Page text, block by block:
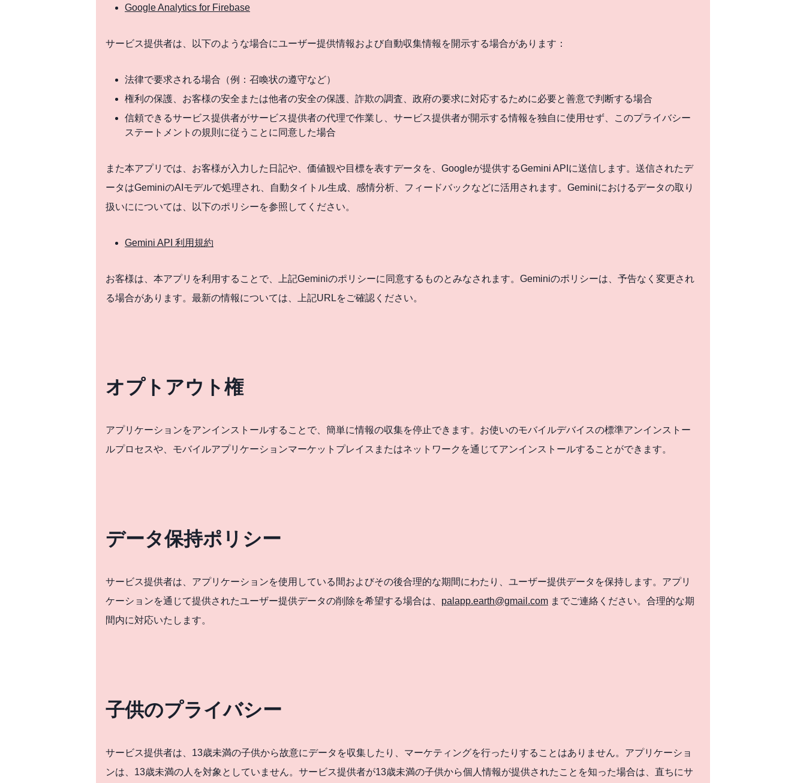
Google Analytics for Firebase
サービス提供者は、以下のような場合にユーザー提供情報および自動収集情報を開示する場合があります：
法律で要求される場合（例：召喚状の遵守など）
権利の保護、お客様の安全または他者の安全の保護、詐欺の調査、政府の要求に対応するために必要と善意で判断する場合
信頼できるサービス提供者がサービス提供者の代理で作業し、サービス提供者が開示する情報を独自に使用せず、このプライバシー
ステートメントの規則に従うことに同意した場合
また本アプリでは、お客様が入力した日記や、価値観や目標を表すデータを、Googleが提供するGemini APIに送信します。送信されたデ
ータはGeminiのAIモデルで処理され、自動タイトル生成、感情分析、フィードバックなどに活用されます。Geminiにおけるデータの取り
扱いにについては、以下のポリシーを参照してください。
Gemini API 利用規約
お客様は、本アプリを利用することで、上記Geminiのポリシーに同意するものとみなされます。Geminiのポリシーは、予告なく変更され
る場合があります。最新の情報については、上記URLをご確認ください。
オプトアウト権
アプリケーションをアンインストールすることで、簡単に情報の収集を停止できます。お使いのモバイルデバイスの標準アンインストー
ルプロセスや、モバイルアプリケーションマーケットプレイスまたはネットワークを通じてアンインストールすることができます。
データ保持ポリシー
サービス提供者は、アプリケーションを使用している間およびその後合理的な期間にわたり、ユーザー提供データを保持します。アプリ
ケーションを通じて提供されたユーザー提供データの削除を希望する場合は、 palapp.earth@gmail.com までご連絡ください。合理的な期
間内に対応いたします。
子供のプライバシー
サービス提供者は、13歳未満の子供から故意にデータを収集したり、マーケティングを行ったりすることはありません。アプリケーショ
ンは、13歳未満の人を対象としていません。サービス提供者が13歳未満の子供から個人情報が提供されたことを知った場合は、直ちにサ